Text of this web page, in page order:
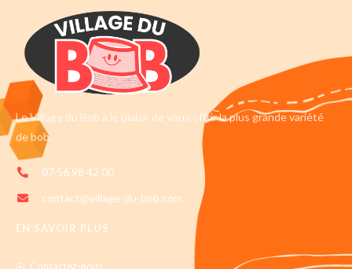
Le Village du Bob a le plaisir de vous offrir la plus grande variété
de bob.
07 56 98 42 00
contact@village-du-bob.com
EN SAVOIR PLUS
Contactez-nous